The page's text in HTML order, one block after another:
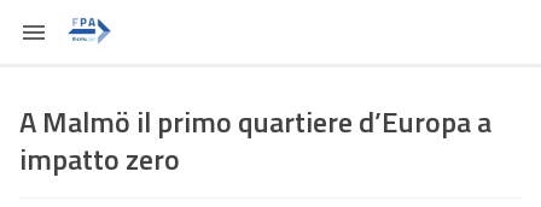
A Malmö il primo quartiere d’Europa a
impatto zero